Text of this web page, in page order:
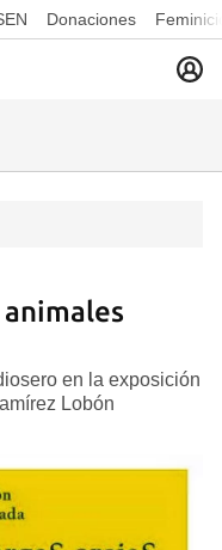
Donaciones
en la exposición
Lobón